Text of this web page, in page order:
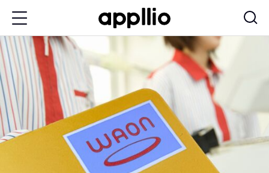
ン
コ
ン
テ
ン
ツ